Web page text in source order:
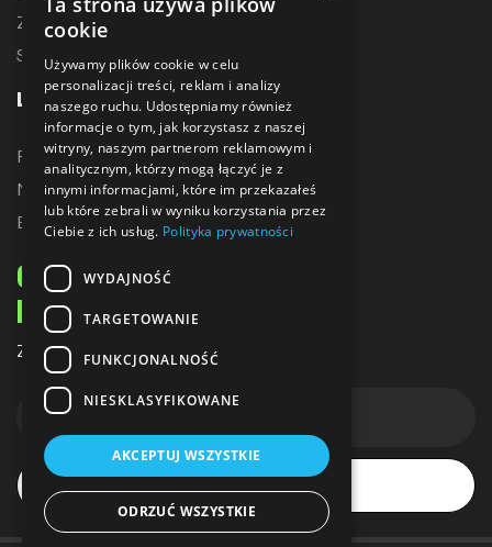
Zostań dystrybutorem
Sublimacja
LINKI
Promocje
Nowe produkty
Bestsellery
ODBIERZ 10% ZNIŻKI
NA PIERWSZE ZAKUPY
Zapisz się do naszego newslettera
Subskrybuj
cookie
Używamy plików cookie w celu
personalizacji treści, reklam i analizy
naszego ruchu. Udostępniamy również
informacje o tym, jak korzystasz z naszej
witryny, naszym partnerom reklamowym i
analitycznym, którzy mogą łączyć je z
innymi informacjami, które im przekazałeś
lub które zebrali w wyniku korzystania przez
Ciebie z ich usług. Polityka prywatności
WYDAJNOŚĆ
TARGETOWANIE
FUNKCJONALNOŚĆ
NIESKLASYFIKOWANE
AKCEPTUJ WSZYSTKIE
ODRZUĆ WSZYSTKIE